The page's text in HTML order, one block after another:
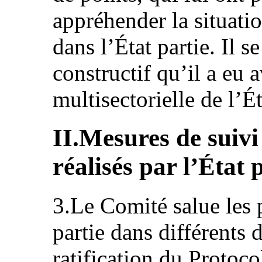
appréhender la
dans l’État partie. Il
constructif qu’il a eu
multisectorielle de
II.Mesures de
réalisés par l’État
3.Le Comité salue les
partie dans différents